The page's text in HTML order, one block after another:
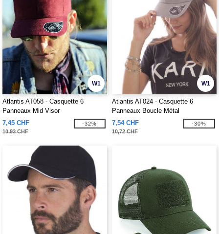
W1
Atlantis AT058 - Casquette 6
Panneaux Mid Visor
7,45 CHF
10,93 CHF
-32%
W1
Atlantis AT024 - Casquette 6
Panneaux Boucle Métal
7,54 CHF
10,72 CHF
-30%